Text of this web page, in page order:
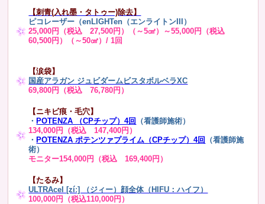
【刺青(入れ墨・タトゥー)除去】
ピコレーザー（enLIGHTen（エンライトンIII）
25,000円（税込 27,500円）（～5㎠）～55,000円（税込
60,500円）（～50㎠）/ 1回
【涙袋】
国産アラガン ジュビダームビスタボルベラXC
69,800円（税込 76,780円）
【ニキビ痕・毛穴】
・ POTENZA （CPチップ）4回
（看護師施術）
134,000円（税込 147,400円）
・ POTENZA ポテンツァプライム（CPチップ）4回
（看護師施
術）
モニター154,000円（税込 169,400円）
【たるみ】
ULTRAcel [zíː] （ジィー）顔全体（HIFU：ハイフ）
100,000円（税込110,000円）